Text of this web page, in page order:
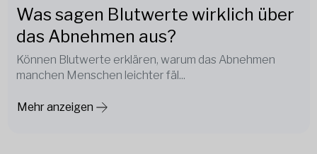
Was sagen Blutwerte wirklich über
das Abnehmen aus?
Können Blutwerte erklären, warum das Abnehmen
manchen Menschen leichter fäl...
Mehr anzeigen